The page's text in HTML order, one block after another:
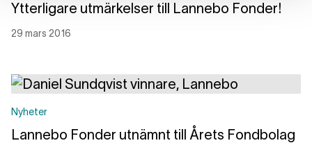
Ytterligare utmärkelser till Lannebo Fonder!
29 mars 2016
Nyheter
Lannebo Fonder utnämnt till Årets Fondbolag